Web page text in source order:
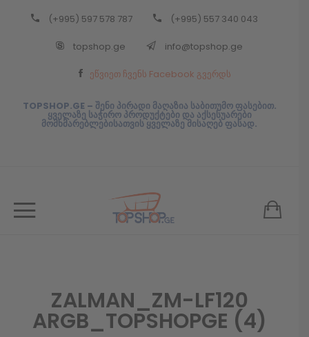
(+995) 597 578 787 (+995) 557 340 043
topshop.ge info@topshop.ge
ეწვიეთ ჩვენს Facebook გვერდს
TOPSHOP.GE – შენი პირადი მაღაზია საბითუმო ფასებით.
ყველაზე საჭირო პროდუქტები და აქსესუარები
მომხმარებლებისათვის ყველაზე მისაღებ ფასად.
ZALMAN_ZM-LF120
ARGB_TOPSHOPGE (4)
Back